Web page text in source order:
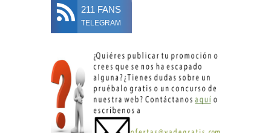
211 FANS
TELEGRAM